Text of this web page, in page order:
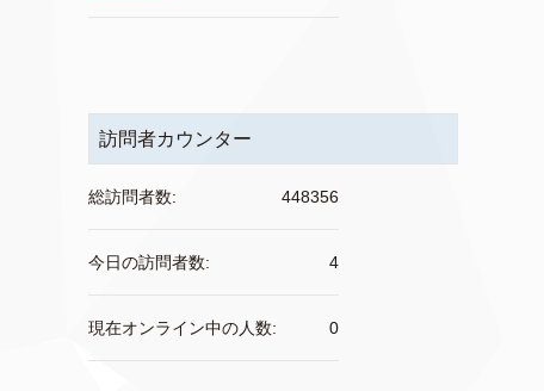
訪問者カウンター
448356
総訪問者数:
4
今日の訪問者数:
0
現在オンライン中の人数: